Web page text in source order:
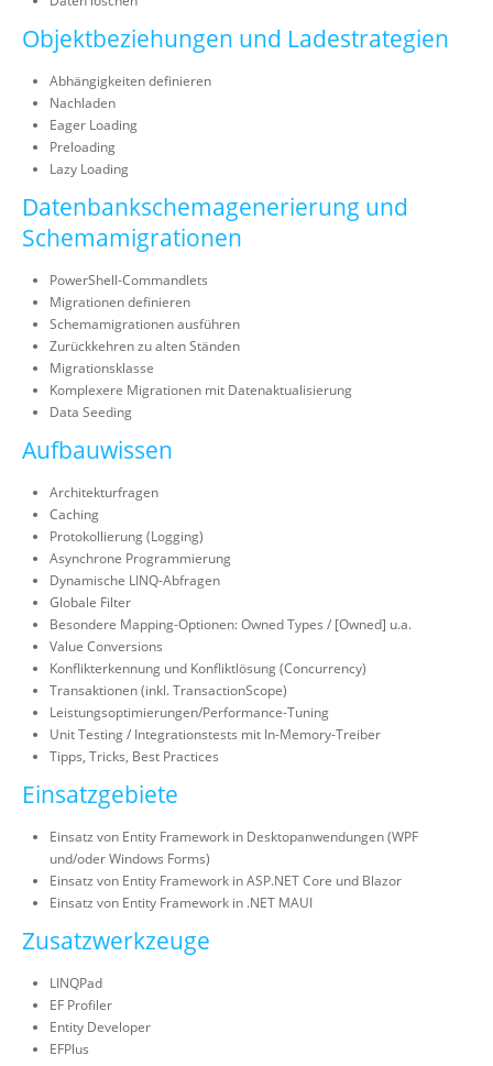
Objektbeziehungen und Ladestrategien
Abhängigkeiten definieren
Nachladen
Eager Loading
Preloading
Lazy Loading
Datenbankschemagenerierung und
Schemamigrationen
PowerShell-Commandlets
Migrationen definieren
Schemamigrationen ausführen
Zurückkehren zu alten Ständen
Migrationsklasse
Komplexere Migrationen mit Datenaktualisierung
Data Seeding
Aufbauwissen
Architekturfragen
Caching
Protokollierung (Logging)
Asynchrone Programmierung
Dynamische LINQ-Abfragen
Globale Filter
Besondere Mapping-Optionen: Owned Types / [Owned] u.a.
Value Conversions
Konflikterkennung und Konfliktlösung (Concurrency)
Transaktionen (inkl. TransactionScope)
Leistungsoptimierungen/Performance-Tuning
Unit Testing / Integrationstests mit In-Memory-Treiber
Tipps, Tricks, Best Practices
Einsatzgebiete
Einsatz von Entity Framework in Desktopanwendungen (WPF
und/oder Windows Forms)
Einsatz von Entity Framework in ASP.NET Core und Blazor
Einsatz von Entity Framework in .NET MAUI
Zusatzwerkzeuge
LINQPad
EF Profiler
Entity Developer
EFPlus